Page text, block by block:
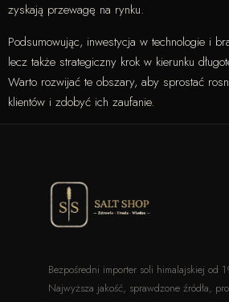
zyskają przewagę na rynku.
Podsumowując, inwestycja w technologie i
lecz także strategiczny krok w kierunku
Warto rozwijać te obszary, aby sprostać
klientów i zdobyć ich zaufanie.
Bezpośredni importer soli himalajskiej od
Najwyższa jakość, sprawdzone źródła,